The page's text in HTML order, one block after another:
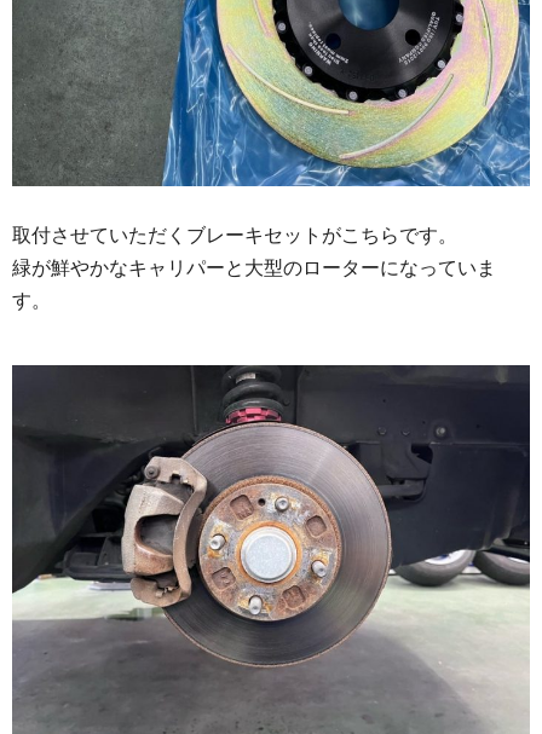
取付させていただくブレーキセットがこちらです。
緑が鮮やかなキャリパーと大型のローターになっていま
す。